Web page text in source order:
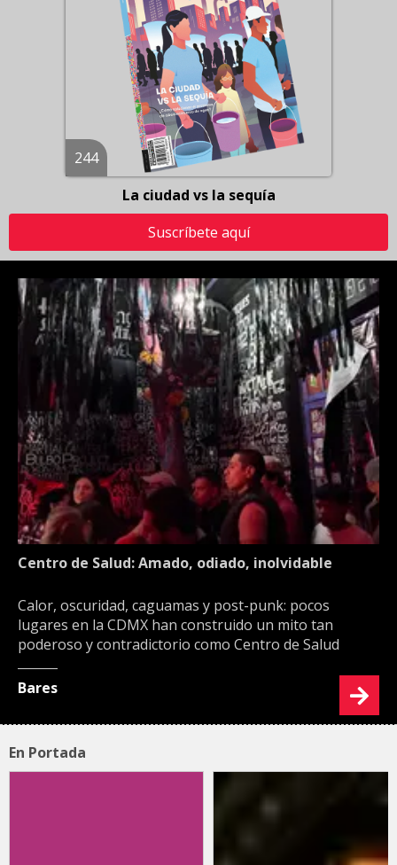
244
La ciudad vs la sequía
Suscríbete aquí
Centro de Salud: Amado, odiado, inolvidable
Calor, oscuridad, caguamas y post-punk: pocos
lugares en la CDMX han construido un mito tan
poderoso y contradictorio como Centro de Salud
Bares
En Portada